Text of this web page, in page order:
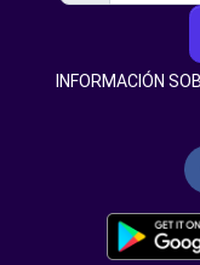
INFORMACIÓN